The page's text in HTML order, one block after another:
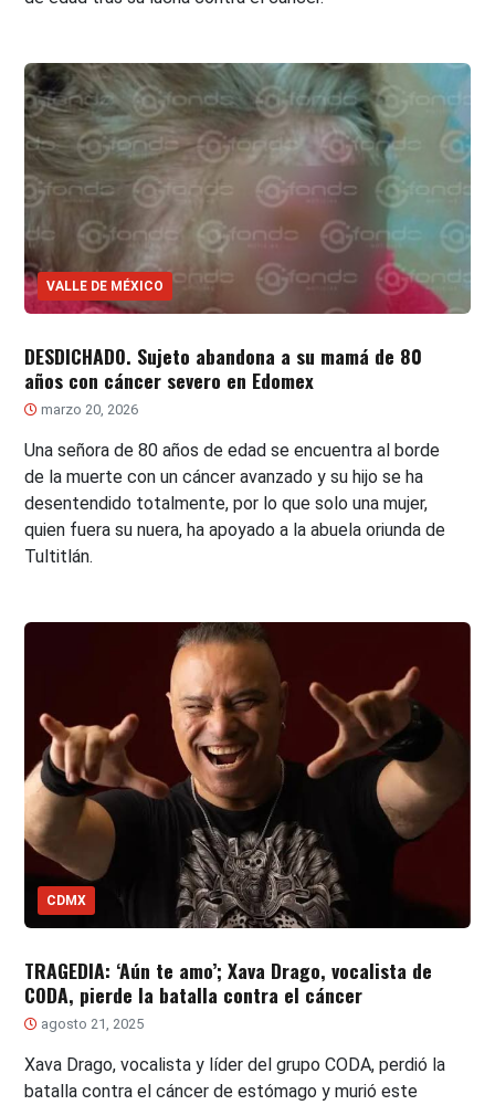
VALLE DE MÉXICO
DESDICHADO. Sujeto abandona a su mamá de 80
años con cáncer severo en Edomex
marzo 20, 2026
Una señora de 80 años de edad se encuentra al borde
de la muerte con un cáncer avanzado y su hijo se ha
desentendido totalmente, por lo que solo una mujer,
quien fuera su nuera, ha apoyado a la abuela oriunda de
Tultitlán.
CDMX
TRAGEDIA: ‘Aún te amo’; Xava Drago, vocalista de
CODA, pierde la batalla contra el cáncer
agosto 21, 2025
Xava Drago, vocalista y líder del grupo CODA, perdió la
batalla contra el cáncer de estómago y murió este